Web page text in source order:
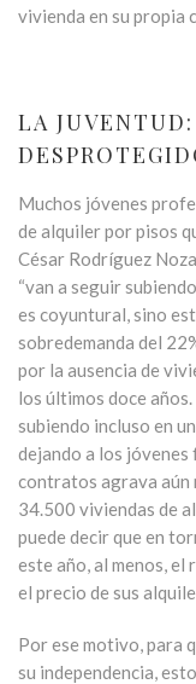
vivienda en su propia
LA
Muchos jóvenes
de alquiler por pisos
César Rodríguez
“van a seguir
es coyuntural, sino
sobredemanda del
por la ausencia de
los últimos doce
subiendo incluso en
dejando a los jóvenes
contratos agrava aún
34.500 viviendas de
puede decir que en
este año, al menos,
el precio de sus
Por ese motivo, para
su independencia,